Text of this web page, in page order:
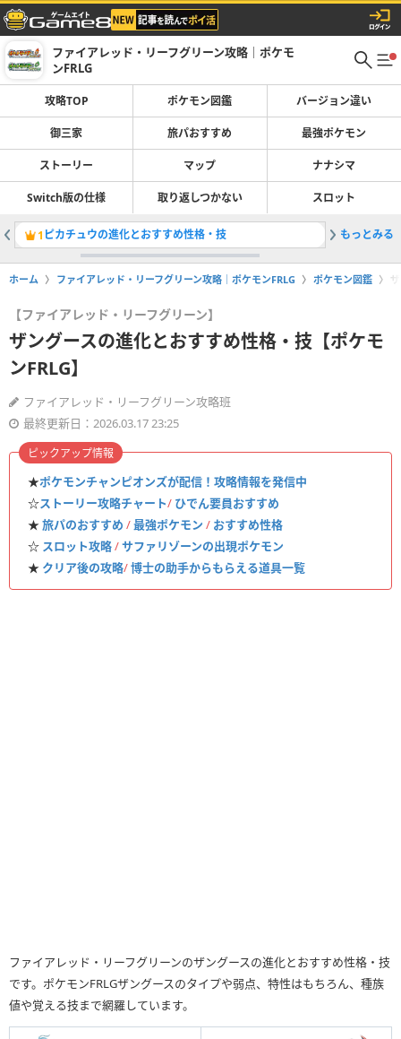
ファイアレッド・リーフグリーン攻略｜ポケモ
ンFRLG
攻略TOP ポケモン図鑑 バージョン違い
御三家 旅パおすすめ 最強ポケモン
ストーリー マップ ナナシマ
Switch版の仕様 取り返しつかない スロット
1 ピカチュウの進化とおすすめ性格・技 2旅パの
もっとみる
ホーム ファイアレッド・リーフグリーン攻略｜ポケモンFRLG ポケモン図鑑
【ファイアレッド・リーフグリーン】
ザングースの進化とおすすめ性格・技【ポケモ
ンFRLG】
ファイアレッド・リーフグリーン攻略班
最終更新日：2026.03.17 23:25
★ポケモンチャンピオンズが配信！攻略情報を発信中
☆ストーリー攻略チャート/ ひでん要員おすすめ
★旅パのおすすめ /最強ポケモン / おすすめ性格
☆ スロット攻略/サファリゾーンの出現ポケモン
★ クリア後の攻略/博士の助手からもらえる道具一覧
ピックアップ情報
ファイアレッド・リーフグリーンのザングースの進化とおすすめ性格・技
です。ポケモンFRLGザングースのタイプや弱点、特性はもちろん、種族
値や覚える技まで網羅しています。